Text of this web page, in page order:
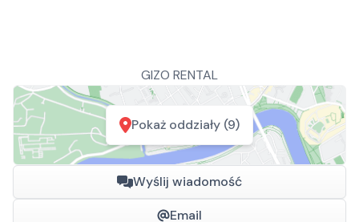
GIZO RENTAL
Pokaż oddziały (9)
Wyślij wiadomość
Email